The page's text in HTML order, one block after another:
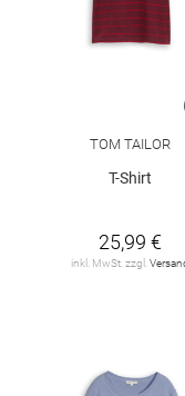
TOM TAILOR
T-Shirt
25,99 €
inkl. MwSt. zzgl.